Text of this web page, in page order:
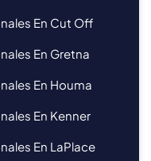
En Cut Off
En Gretna
En Houma
En Kenner
En LaPlace